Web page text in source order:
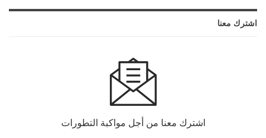
اشترك معنا
اشترك معنا من أجل مواكبة التطورات